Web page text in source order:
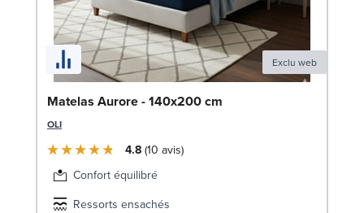
Exclu web
Matelas Aurore - 140x200 cm
OLI
4.8 10 avis
Confort équilibré
Ressorts ensachés